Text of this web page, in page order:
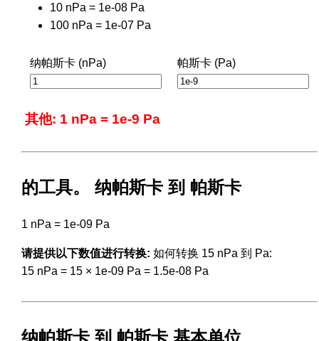
10 nPa = 1e-08 Pa
100 nPa = 1e-07 Pa
纳帕斯卡 (nPa) 帕斯卡 (Pa)
其他: 1 nPa = 1e-9 Pa
的工具。 纳帕斯卡 到 帕斯卡
1 nPa = 1e-09 Pa
请提供以下数值进行转换: 如何转换 15 nPa 到 Pa:
15 nPa = 15 × 1e-09 Pa = 1.5e-08 Pa
纳帕斯卡 到 帕斯卡 基本单位